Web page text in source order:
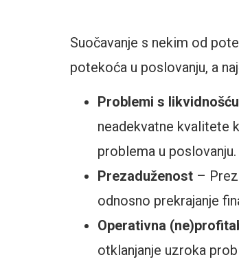
Suočavanje s nekim od
potekoća u poslovanju, a
Problemi s likvidnošću
neadekvatne kvalitete
problema u poslovanju.
Prezaduženost –
odnosno prekrajanje
Operativna
otklanjanje uzroka